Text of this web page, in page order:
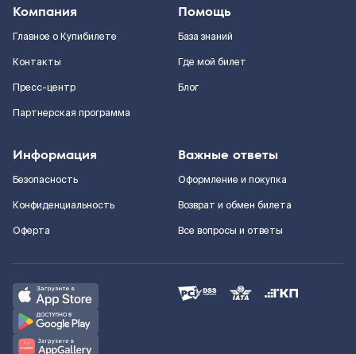
Компания
Главное о Купибилете
Контакты
Пресс-центр
Партнерская программа
Помощь
База знаний
Где мой билет
Блог
Информация
Безопасность
Конфиденциальность
Оферта
Важные ответы
Оформление и покупка
Возврат и обмен билета
Все вопросы и ответы